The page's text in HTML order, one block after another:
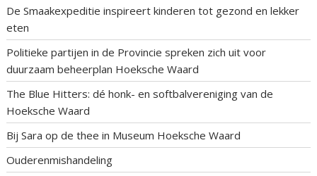
De Smaakexpeditie inspireert kinderen tot gezond en lekker
eten
Politieke partijen in de Provincie spreken zich uit voor
duurzaam beheerplan Hoeksche Waard
The Blue Hitters: dé honk- en softbalvereniging van de
Hoeksche Waard
Bij Sara op de thee in Museum Hoeksche Waard
Ouderenmishandeling